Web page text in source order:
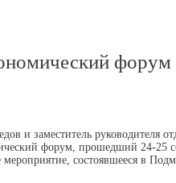
и заместитель руководителя
форум, прошедший 24-25
состоявшееся в